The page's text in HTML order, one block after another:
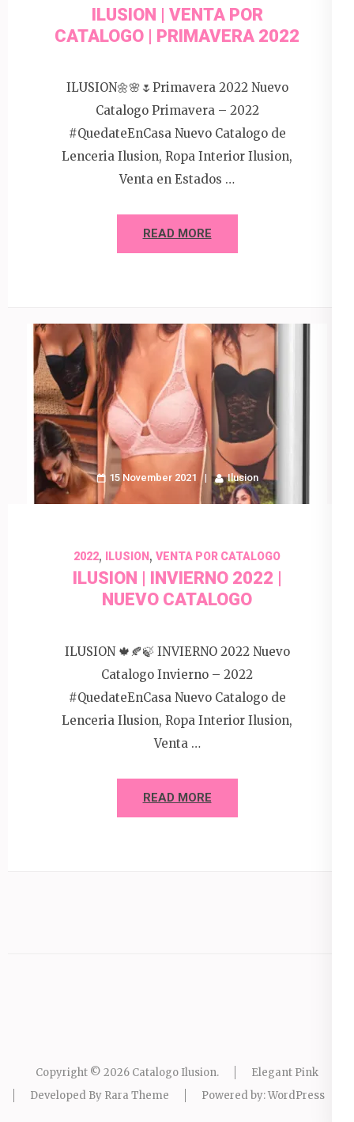
ILUSION | VENTA POR
CATALOGO | PRIMAVERA 2022
ILUSION🌼🌸🌷Primavera 2022 Nuevo
Catalogo Primavera – 2022
#QuedateEnCasa Nuevo Catalogo de
Lenceria Ilusion, Ropa Interior Ilusion,
Venta en Estados …
READ MORE
15 November 2021 Ilusion
2022, ILUSION , VENTA POR CATALOGO
ILUSION | INVIERNO 2022 |
NUEVO CATALOGO
ILUSION 🍁🍂🍃 INVIERNO 2022 Nuevo
Catalogo Invierno – 2022
#QuedateEnCasa Nuevo Catalogo de
Lenceria Ilusion, Ropa Interior Ilusion,
Venta …
READ MORE
Copyright © 2026 Catalogo Ilusion.
Elegant Pink
Developed By Rara Theme Powered by:WordPress